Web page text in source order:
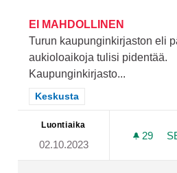
EI MAHDOLLINEN
Turun kaupunginkirjaston eli
aukioloaikoja tulisi pidentää.
Kaupunginkirjasto...
Rajaa tulokset teeman
Keskusta
Luontiaika
02.10.2023
29